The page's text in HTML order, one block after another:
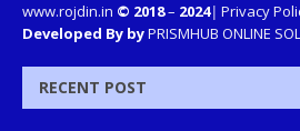
www.rojdin.in © 2018– 2024| Privacy
Developed By byPRISMHUB ONLINE
RECENT POST